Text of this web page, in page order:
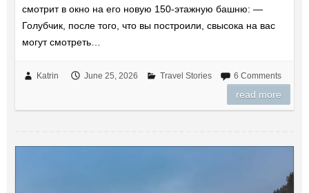
смотрит в окно на его новую 150-этажную башню: —
Голубчик, после того, что вы построили, свысока на вас
могут смотреть…
Katrin June 25, 2026 Travel Stories 6 Comments
read more